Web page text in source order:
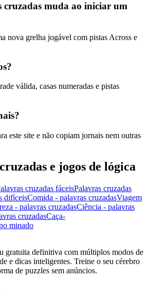
cruzadas muda ao iniciar um
nova grelha jogável com pistas Across e
válida, casas numeradas e pistas
este site e não copiam jornais nem outras
e jogos de lógica
cruzadas fáceisPalavras cruzadas
difíceisComida - palavras cruzadasViagem
- palavras cruzadasCiência - palavras
cruzadasCaça-
minado
gratuita definitiva com múltiplos modos de
e dicas inteligentes. Treine o seu cérebro
de puzzles sem anúncios.